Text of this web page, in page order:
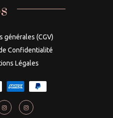
générales (CGV)
Confidentialité
Légales